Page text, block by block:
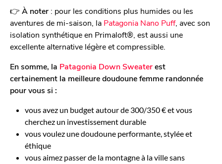
👉 À noter : pour les conditions plus humides ou les
aventures de mi-saison, la Patagonia Nano Puff, avec son
isolation synthétique en Primaloft®, est aussi une
excellente alternative légère et compressible.
En somme, la Patagonia Down Sweaterest
certainement la meilleure doudoune femme randonnée
pour vous si :
vous avez un budget autour de 300/350 € et vous
cherchez un investissement durable
vous voulez une doudoune performante, stylée et
éthique
vous aimez passer de la montagne à la ville sans